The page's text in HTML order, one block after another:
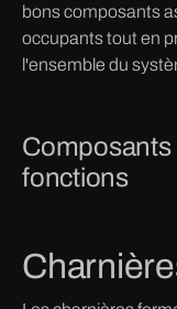
bons composants
occupants tout en
l'ensemble du
Composants
fonctions